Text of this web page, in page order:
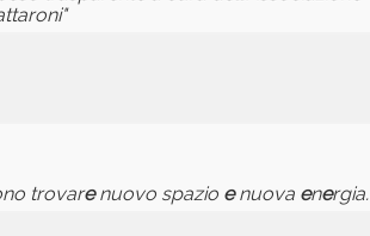
trovarenuovo spazio enuova energia.